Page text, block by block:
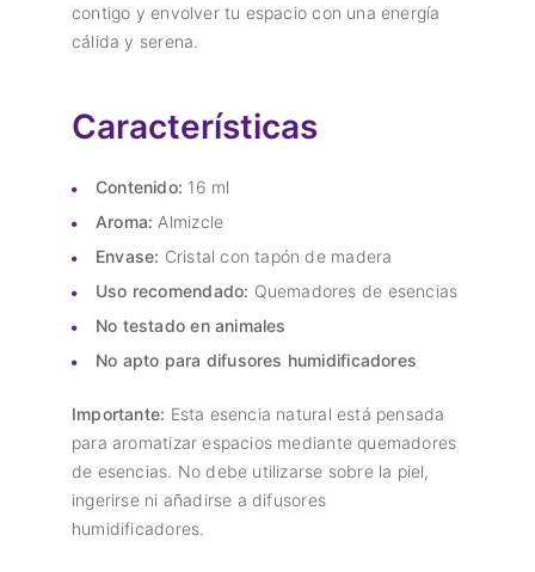
contigo y envolver tu espacio con una energía
cálida y serena.
Características
Contenido: 16 ml
Aroma: Almizcle
Envase: Cristal con tapón de madera
Uso recomendado: Quemadores de esencias
No testado en animales
No apto para difusores humidificadores
Importante: Esta esencia natural está pensada
para aromatizar espacios mediante quemadores
de esencias. No debe utilizarse sobre la piel,
ingerirse ni añadirse a difusores
humidificadores.